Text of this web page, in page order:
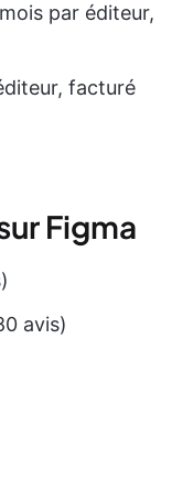
par éditeur,
facturé
Figma
avis)